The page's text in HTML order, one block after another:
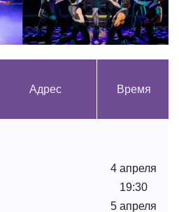
Адрес Время
4 апреля
19:30
5 апреля